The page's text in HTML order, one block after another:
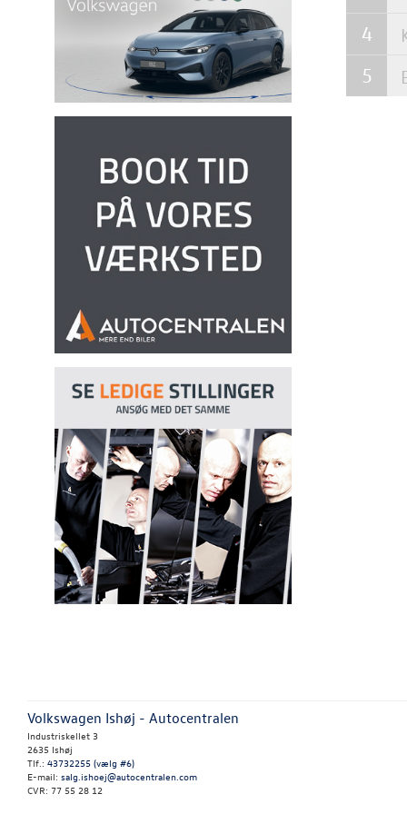
Volkswagen Ishøj - Autocentralen
Industriskellet 3
2635 Ishøj
Tlf.: 43732255 (vælg #6)
E-mail: salg.ishoej@autocentralen.com
CVR: 77 55 28 12